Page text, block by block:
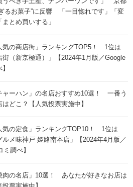
るお菓子”に反響 「一目惚れです」「変
とめ買いする」
気の商店街」ランキングTOP5！ 1位は
街（新京極通）」【2024年1月版／Google
ャーハン」の名店おすすめ10選！ 一番う
はどこ？【人気投票実施中】
気の定食」ランキングTOP10！ 1位は
ルメ味神戸 姫路南本店」【2024年4月版／
調べ】
肉の名店」10選！ あなたが好きなお店は